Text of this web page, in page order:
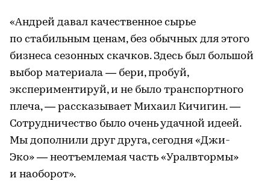
«Андрей давал качественное сырье
по стабильным ценам, без обычных для этого
бизнеса сезонных скачков. Здесь был большой
выбор материала — бери, пробуй,
экспериментируй, и не было транспортного
плеча, — рассказывает Михаил Кичигин. —
Сотрудничество было очень удачной идеей.
Мы дополнили друг друга, сегодня «Джи-
Эко» — неотъемлемая часть «Уралвтормы»
и наоборот».